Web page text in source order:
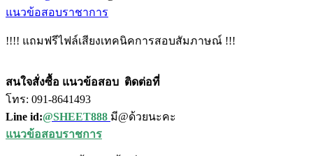
แนวข้อสอบราชาการ
!!!! แถมฟรีไฟล์เสียงเทคนิคการสอบสัมภาษณ์ !!!
สนใจสั่งซื้อ แนวข้อสอบ ติดต่อที่
โทร: 091-8641493
Line id:@SHEET888 มี@ด้วยนะคะ
แนวข้อสอบราชการ